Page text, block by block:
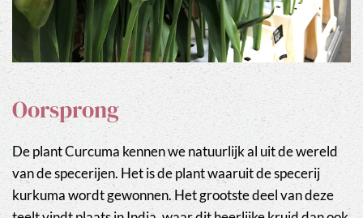
Oorsprong
De plant Curcuma kennen we natuurlijk al uit de wereld
van de specerijen. Het is de plant waaruit de specerij
kurkuma wordt gewonnen. Het grootste deel van deze